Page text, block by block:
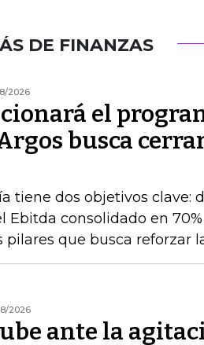
DE FINANZAS
2026
el
busca
tiene dos objetivos clave:
Ebitda consolidado en
pilares que busca reforzar
2026
ante la